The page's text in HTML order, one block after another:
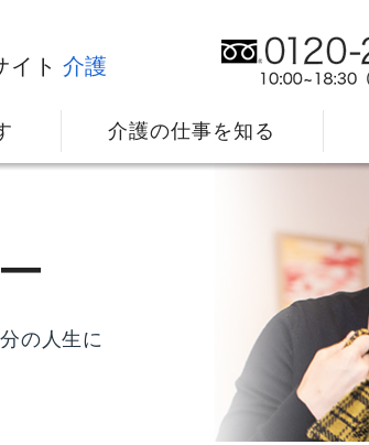
イト 介護
介護の仕事を知る
の人生に